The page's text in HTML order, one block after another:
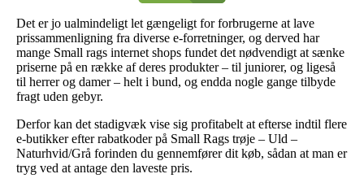
Det er jo ualmindeligt let gængeligt for forbrugerne at lave
prissammenligning fra diverse e-forretninger, og derved har
mange Small rags internet shops fundet det nødvendigt at sænke
priserne på en række af deres produkter – til juniorer, og ligeså
til herrer og damer – helt i bund, og endda nogle gange tilbyde
fragt uden gebyr.
Derfor kan det stadigvæk vise sig profitabelt at efterse indtil flere
e-butikker efter rabatkoder på Small Rags trøje – Uld –
Naturhvid/Grå forinden du gennemfører dit køb, sådan at man er
tryg ved at antage den laveste pris.